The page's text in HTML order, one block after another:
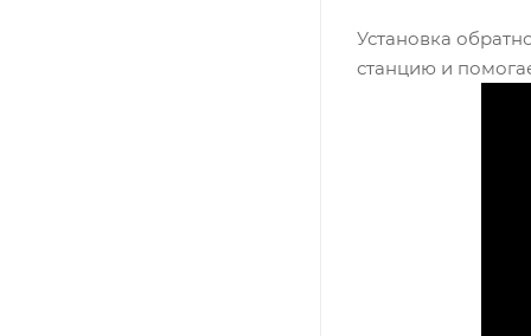
Установка
станцию и